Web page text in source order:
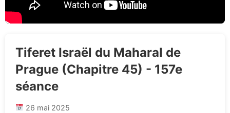
Tiferet Israël du Maharal de
Prague (Chapitre 45) - 157e
séance
26 mai 2025